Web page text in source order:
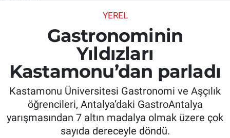
YEREL
Gastronominin
Yıldızları
Kastamonu’dan parladı
Kastamonu Üniversitesi Gastronomi ve Aşçılık
öğrencileri, Antalya’daki GastroAntalya
yarışmasından 7 altın madalya olmak üzere çok
sayıda dereceyle döndü.